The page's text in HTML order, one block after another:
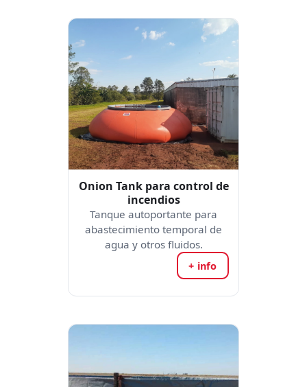
Onion Tank para control de
incendios
Tanque autoportante para
abastecimiento temporal de
agua y otros fluidos.
+ info